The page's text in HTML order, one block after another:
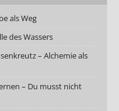
als Weg
des Wassers
– Alchemie als
– Du musst nicht